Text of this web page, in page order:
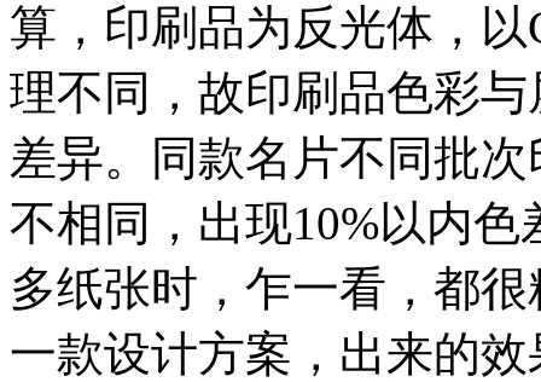
算，印刷品为反光体，
理不同，故印刷品色彩
差异。同款名片不同批
不相同，出现10%以内
多纸张时，乍一看，都
一款设计方案，出来的